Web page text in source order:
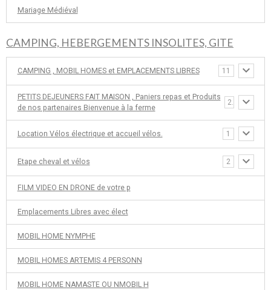
Mariage Médiéval
CAMPING, HEBERGEMENTS INSOLITES, GITE
CAMPING , MOBIL HOMES et EMPLACEMENTS LIBRES 11
PETITS DEJEUNERS FAIT MAISON , Paniers repas et Produits
de nos partenaires Bienvenue à la ferme
2
Location Vélos électrique et accueil vélos. 1
Etape cheval et vélos 2
FILM VIDEO EN DRONE de votre p
Emplacements Libres avec élect
MOBIL HOME NYMPHE
MOBIL HOMES ARTEMIS 4 PERSONN
MOBIL HOME NAMASTE OU NMOBIL H